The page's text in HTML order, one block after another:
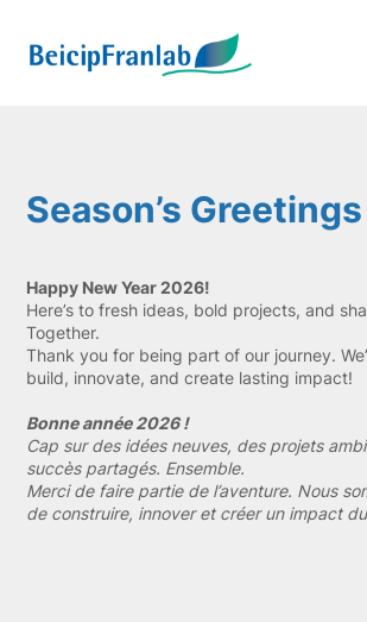
Season’s Greetings
Happy New Year 2026!
Here’s to fresh ideas, bold projects, and
Together.
Thank you for being part of our journey.
build, innovate, and create lasting impact!
Bonne année 2026 !
Cap sur des idées neuves, des projets
succès partagés. Ensemble.
Merci de faire partie de l’aventure. Nous
de construire, innover et créer un impact